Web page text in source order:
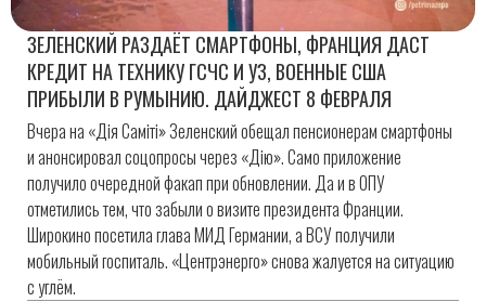
ЗЕЛЕНСКИЙ РАЗДАЁТ СМАРТФОНЫ, ФРАНЦИЯ ДАСТ
КРЕДИТ НА ТЕХНИКУ ГСЧС И УЗ, ВОЕННЫЕ США
ПРИБЫЛИ В РУМЫНИЮ. ДАЙДЖЕСТ 8 ФЕВРАЛЯ
Вчера на «Дія Саміті» Зеленский обещал пенсионерам смартфоны
и анонсировал соцопросы через «Дію». Само приложение
получило очередной факап при обновлении. Да и в ОПУ
отметились тем, что забыли о визите президента Франции.
Широкино посетила глава МИД Германии, а ВСУ получили
мобильный госпиталь. «Центрэнерго» снова жалуется на ситуацию
с углём.